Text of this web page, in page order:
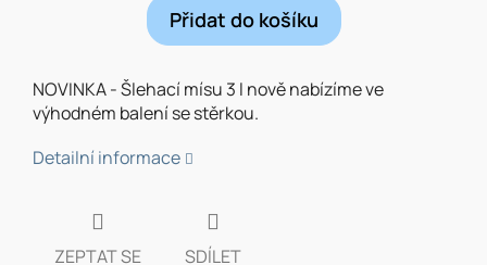
Přidat do košíku
NOVINKA - Šlehací mísu 3 l nově nabízíme ve
výhodném balení se stěrkou.
Detailní informace
ZEPTAT SE SDÍLET